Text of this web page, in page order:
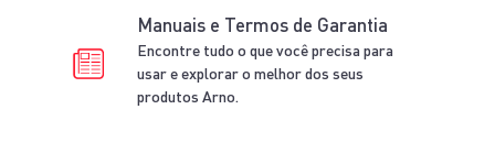
Manuais e Termos de Garantia
Encontre tudo o que você precisa para
usar e explorar o melhor dos seus
produtos Arno.